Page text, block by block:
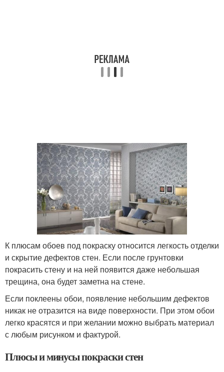
К плюсам обоев под покраску относится легкость отделки
и скрытие дефектов стен. Если после грунтовки
покрасить стену и на ней появится даже небольшая
трещина, она будет заметна на стене.
Если поклеены обои, появление небольшим дефектов
никак не отразится на виде поверхности. При этом обои
легко красятся и при желании можно выбрать материал
с любым рисунком и фактурой.
Плюсы и минусы покраски стен